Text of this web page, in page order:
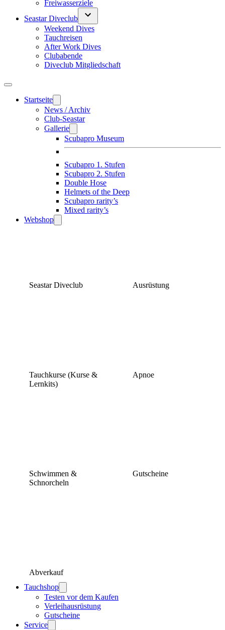
Freiwasserziele
Seastar Diveclub
Weekend Dives
Tauchreisen
After Work Dives
Clubabende
Diveclub Mitgliedschaft
Startseite
News / Archiv
Club-Seastar
Gallerie
Scubapro Museum
Scubapro 1. Stufen
Scubapro 2. Stufen
Double Hose
Helmets of the Deep
Scubapro rarity’s
Mixed rarity’s
Webshop
Seastar Diveclub Ausrüstung
Tauchkurse (Kurse &
Lernkits)
Apnoe
Schwimmen &
Schnorcheln
Gutscheine
Abverkauf
Tauchshop
Testen vor dem Kaufen
Verleihausrüstung
Gutscheine
Service